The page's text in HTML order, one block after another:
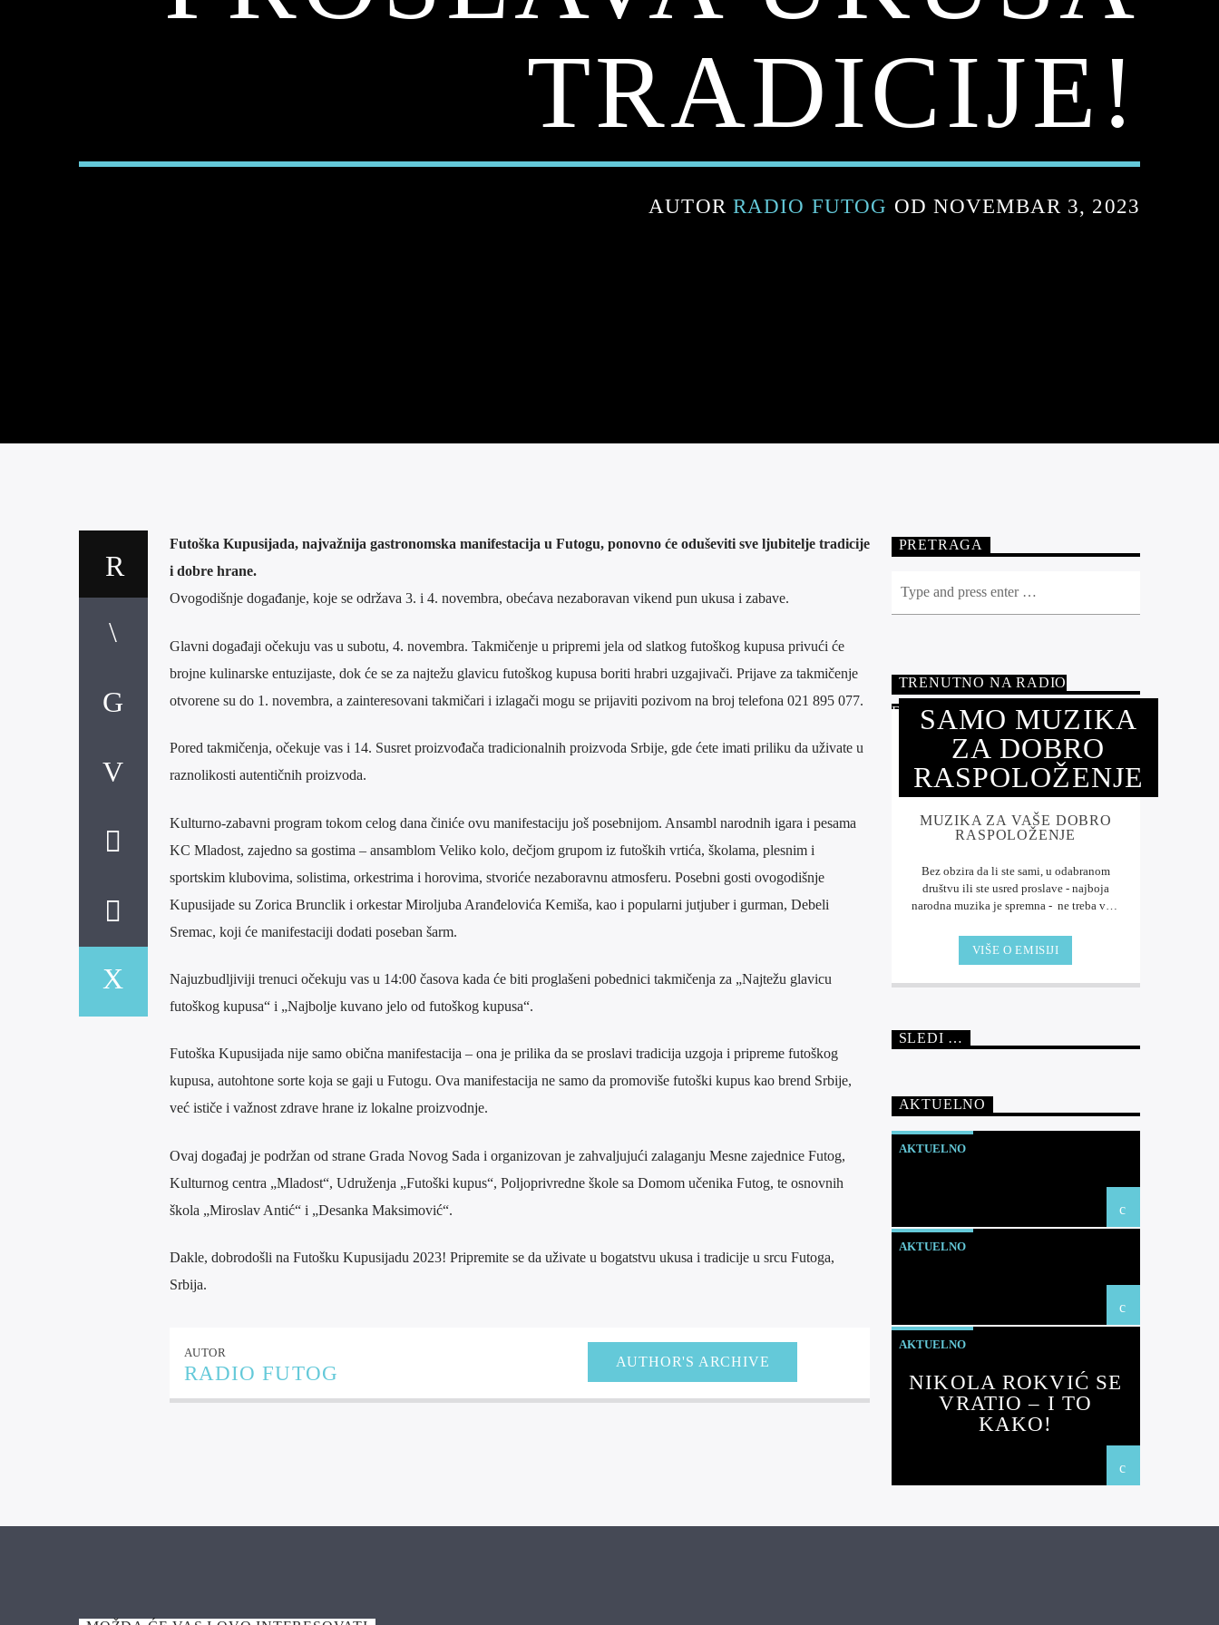
TRADICIJE!
AUTOR RADIO FUTOG OD NOVEMBAR 3, 2023
Futoška Kupusijada, najvažnija gastronomska manifestacija u Futogu, ponovno će oduševiti sve ljubitelje tradicije
i dobre hrane.
Ovogodišnje događanje, koje se održava 3. i 4. novembra, obećava nezaboravan vikend pun ukusa i zabave.
Glavni događaji očekuju vas u subotu, 4. novembra. Takmičenje u pripremi jela od slatkog futoškog kupusa privući će
brojne kulinarske entuzijaste, dok će se za najtežu glavicu futoškog kupusa boriti hrabri uzgajivači. Prijave za takmičenje
otvorene su do 1. novembra, a zainteresovani takmičari i izlagači mogu se prijaviti pozivom na broj telefona 021 895 077.
Pored takmičenja, očekuje vas i 14. Susret proizvođača tradicionalnih proizvoda Srbije, gde ćete imati priliku da uživate u
raznolikosti autentičnih proizvoda.
Kulturno-zabavni program tokom celog dana činiće ovu manifestaciju još posebnijom. Ansambl narodnih igara i pesama
KC Mladost, zajedno sa gostima – ansamblom Veliko kolo, dečjom grupom iz futoških vrtića, školama, plesnim i
sportskim klubovima, solistima, orkestrima i horovima, stvoriće nezaboravnu atmosferu. Posebni gosti ovogodišnje
Kupusijade su Zorica Brunclik i orkestar Miroljuba Aranđelovića Kemiša, kao i popularni jutjuber i gurman, Debeli
Sremac, koji će manifestaciji dodati poseban šarm.
Najuzbudljiviji trenuci očekuju vas u 14:00 časova kada će biti proglašeni pobednici takmičenja za „Najtežu glavicu
futoškog kupusa“ i „Najbolje kuvano jelo od futoškog kupusa“.
Futoška Kupusijada nije samo obična manifestacija – ona je prilika da se proslavi tradicija uzgoja i pripreme futoškog
kupusa, autohtone sorte koja se gaji u Futogu. Ova manifestacija ne samo da promoviše futoški kupus kao brend Srbije,
već ističe i važnost zdrave hrane iz lokalne proizvodnje.
Ovaj događaj je podržan od strane Grada Novog Sada i organizovan je zahvaljujući zalaganju Mesne zajednice Futog,
Kulturnog centra „Mladost“, Udruženja „Futoški kupus“, Poljoprivredne škole sa Domom učenika Futog, te osnovnih
škola „Miroslav Antić“ i „Desanka Maksimović“.
Dakle, dobrodošli na Futošku Kupusijadu 2023! Pripremite se da uživate u bogatstvu ukusa i tradicije u srcu Futoga,
Srbija.
AUTOR
RADIO FUTOG
AUTHOR'S ARCHIVE
PRETRAGA
TRENUTNO NA RADIO
FUTOGUSAMO MUZIKA
ZA DOBRO
RASPOLOŽENJE
MUZIKA ZA VAŠE DOBRO
RASPOLOŽENJE
Bez obzira da li ste sami, u odabranom
društvu ili ste usred proslave - najboja
narodna muzika je spremna - ne treba vam
Uživajte ... ništa bolje od muzike.
VIŠE O EMISIJI
SLEDI …
AKTUELNO
AKTUELNO
AKTUELNO
AKTUELNO
NIKOLA ROKVIĆ SE
VRATIO – I TO
KAKO!